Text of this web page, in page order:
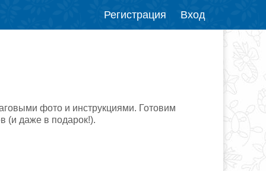
Регистрация Вход
фото и инструкциями. Готовим
(и даже в подарок!).